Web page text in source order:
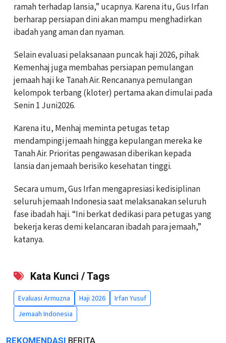
ramah terhadap lansia,” ucapnya. Karena itu, Gus Irfan
berharap persiapan dini akan mampu menghadirkan
ibadah yang aman dan nyaman.
Selain evaluasi pelaksanaan puncak haji 2026, pihak
Kemenhaj juga membahas persiapan pemulangan
jemaah haji ke Tanah Air. Rencananya pemulangan
kelompok terbang (kloter) pertama akan dimulai pada
Senin 1 Juni2026.
Karena itu, Menhaj meminta petugas tetap
mendampingi jemaah hingga kepulangan mereka ke
Tanah Air. Prioritas pengawasan diberikan kepada
lansia dan jemaah berisiko kesehatan tinggi.
Secara umum, Gus Irfan mengapresiasi kedisiplinan
seluruh jemaah Indonesia saat melaksanakan seluruh
fase ibadah haji. “Ini berkat dedikasi para petugas yang
bekerja keras demi kelancaran ibadah para jemaah,”
katanya.
Kata Kunci / Tags
Evaluasi Armuzna Haji 2026
Irfan Yusuf
Jemaah Indonesia
REKOMENDASI BERITA